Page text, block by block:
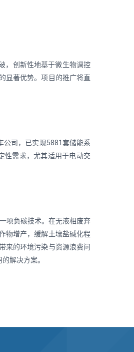
，创新性地基于微生物调控
显著优势。项目的推广将直
公司，已实现5881套储能系
性需求，尤其适用于电动交
项负碳技术。在无液相废弃
物增产，缓解土壤盐碱化程
来的环境污染与资源浪费问
解决方案。